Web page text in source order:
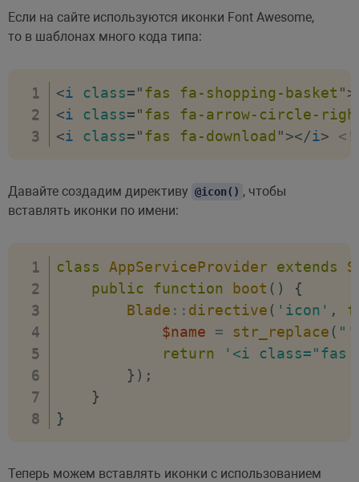
Если на сайте используются иконки Font Awesome,
то в шаблонах много кода типа:
<i class="fas fa-shopping-basket ">
<i class="fas fa-arrow-circle-
<i class="fas fa-download "></i>
Давайте создадим директиву @icon() , чтобы
вставлять иконки по имени:
class AppServiceProvider extends
public
function boot ( )
{
Blade :: directive ( 'icon' ,
$name
= str_replace (
return
'<i class="fas
} ) ;
}
}
Теперь можем вставлять иконки с использованием